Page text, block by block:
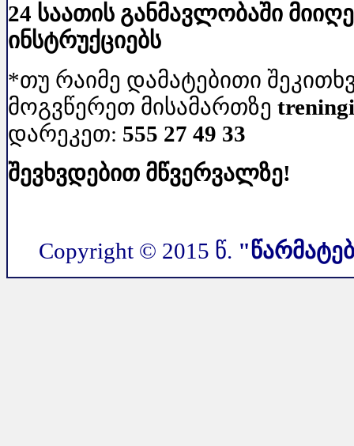
24 საათის განმავლობაში
ინსტრუქციებს
*თუ რაიმე დამატებითი
მოგვწერეთ მისამართზე
დარეკეთ: 555 27 49 33
შევხვდებით მწვერვალზე!
Copyright © 2015 წ.